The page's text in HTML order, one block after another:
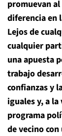
promuevan
diferencia en
Lejos de
cualquier
una apuesta
trabajo
confianzas y
iguales y, a
programa
de vecino